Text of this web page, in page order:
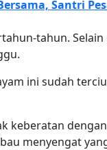
Santri
tahun.
ini sudah
keberatan
menyengat